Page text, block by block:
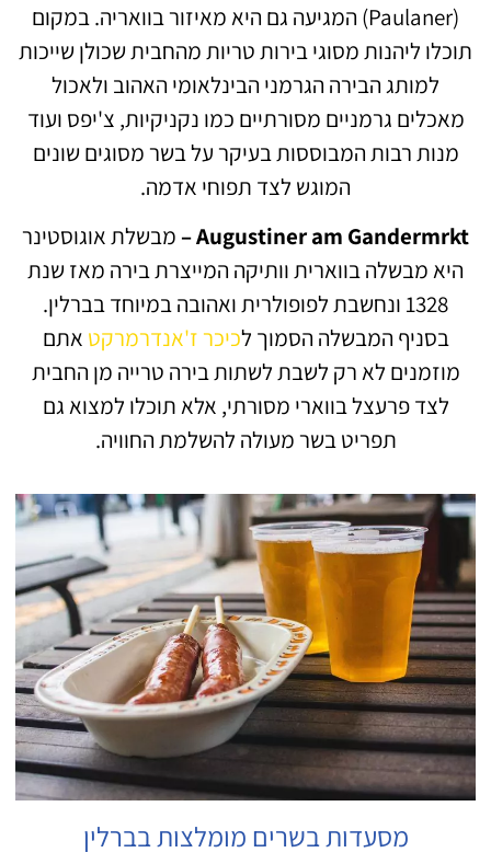
(Paulaner) המגיעה גם היא מאיזור בוואריה. במקום
תוכלו ליהנות מסוגי בירות טריות מהחבית שכולן שייכות
למותג הבירה הגרמני הבינלאומי האהוב ולאכול
מאכלים גרמניים מסורתיים כמו נקניקיות, צ'יפס ועוד
מנות רבות המבוססות בעיקר על בשר מסוגים שונים
המוגש לצד תפוחי אדמה.
Augustiner am Gandermrkt –
מבשלת אוגוסטינר
היא מבשלה בווארית וותיקה המייצרת בירה מאז שנת
1328 ונחשבת לפופולרית ואהובה במיוחד בברלין.
בסניף המבשלה הסמוך לכיכר ז'אנדרמרקט אתם
מוזמנים לא רק לשבת לשתות בירה טרייה מן החבית
לצד פרעצל בווארי מסורתי, אלא תוכלו למצוא גם
תפריט בשר מעולה להשלמת החוויה.
מסעדות בשרים מומלצות בברלין